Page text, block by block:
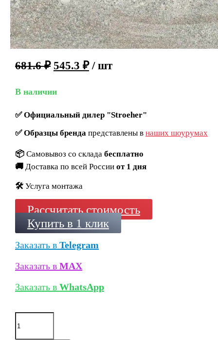
681.6₽ 545.3 ₽ / шт
В наличии
✅Официальный дилер "Stroeher"
✅Образцы брендапредставлены в наших шоурумах
📦 Самовывоз со склада бесплатно
🚚 Доставка по всей России от 1 дня
🛠️ Услуга монтажа
Рассчитать стоимость
Купить в 1 клик
Заказать в Telegram
Заказать в MAX
Заказать в WhatsApp
Количество
товара